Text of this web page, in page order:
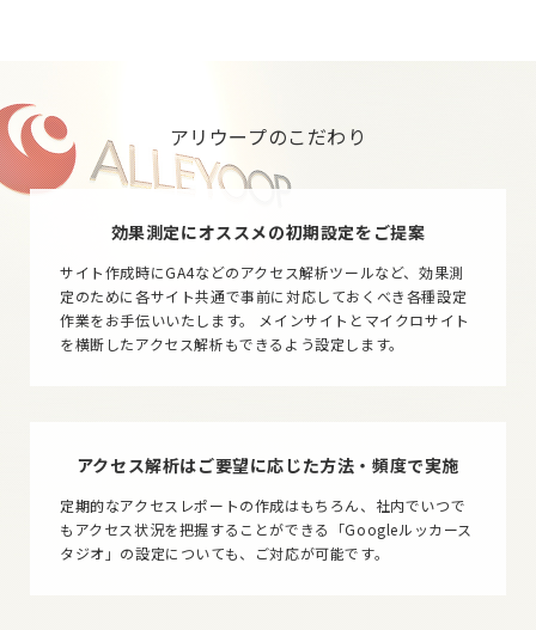
アリウープのこだわり
効果測定にオススメの初期設定をご提案
サイト作成時にGA4などのアクセス解析ツールなど、効果測
定のために各サイト共通で事前に対応しておくべき各種設定
作業をお手伝いいたします。 メインサイトとマイクロサイト
を横断したアクセス解析もできるよう設定します。
アクセス解析はご要望に応じた方法・頻度で実施
定期的なアクセスレポートの作成はもちろん、社内でいつで
もアクセス状況を把握することができる「Googleルッカース
タジオ」の設定についても、ご対応が可能です。